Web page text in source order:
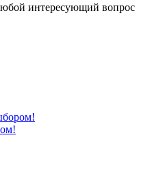
интересующий вопрос